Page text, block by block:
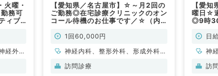
火曜・
務可
ィブ
経外
【愛知県／名古屋市】☆～月2回の
ご勤務◎在宅診療クリニックのオン
コール待機のお仕事です／☆（内
1回60,000円
神経内科、整形外科、形成外科、
脳神経外科、呼吸器外科、心臓血
訪問診療
【愛
曜日☆
◎9時
仕事日
神
脳
訪